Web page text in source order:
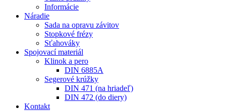
Informácie
Náradie
Sada na opravu závitov
Stopkové frézy
Sťahováky
Spojovací materiál
Klinok a pero
DIN 6885A
Segerové krúžky
DIN 471 (na hriadeľ)
DIN 472 (do diery)
Kontakt